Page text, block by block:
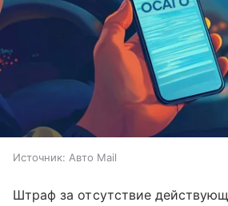
Источник: Авто Mail
Штраф за отсутствие